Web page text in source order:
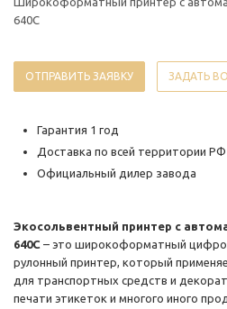
640C
ОТПРАВИТЬ ЗАЯВКУ ЗАДАТЬ
Гарантия 1 год
Доставка по всей территории
Официальный дилер завода
Экосольвентный принтер с
640C – это широкоформатный
рулонный принтер, который
для транспортных средств и
печати этикеток и многого иного